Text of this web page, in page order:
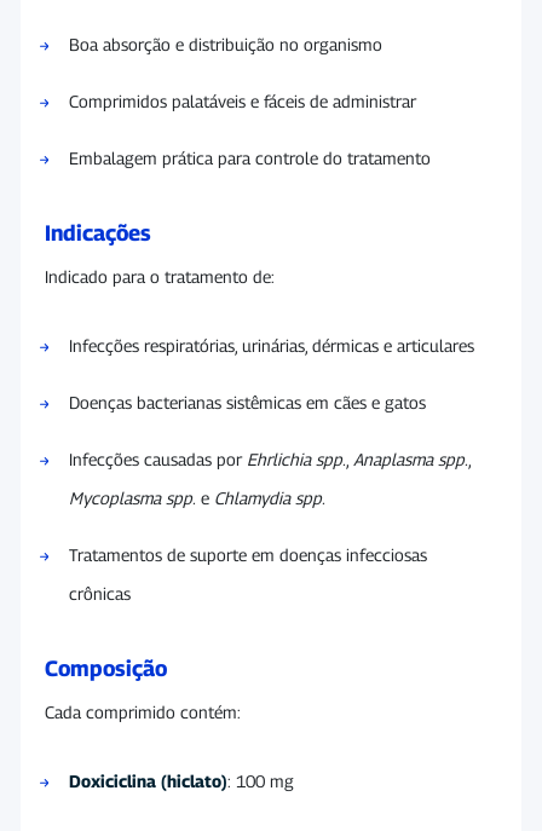
Boa absorção e distribuição no organismo
Comprimidos palatáveis e fáceis de administrar
Embalagem prática para controle do tratamento
Indicações
Indicado para o tratamento de:
Infecções respiratórias, urinárias, dérmicas e articulares
Doenças bacterianas sistêmicas em cães e gatos
Infecções causadas por Ehrlichia spp. Anaplasma spp.
Mycoplasma spp. e Chlamydia spp.
Tratamentos de suporte em doenças infecciosas
crônicas
Composição
Cada comprimido contém:
Doxiciclina (hiclato): 100 mg